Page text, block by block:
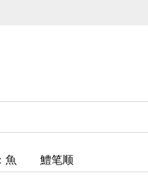
魚 鱧笔顺